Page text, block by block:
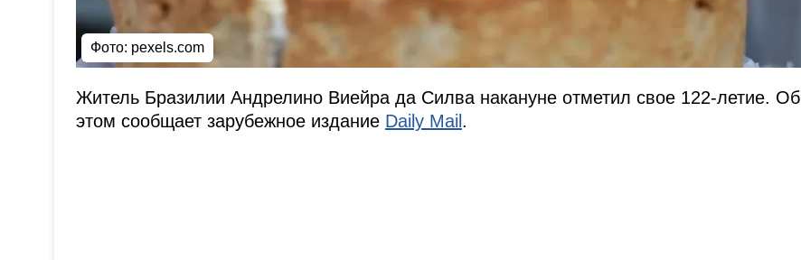
Фото: pexels.com
Житель Бразилии Андрелино Виейра да Силва накануне отметил свое 122-летие. Об
этом сообщает зарубежное издание Daily Mail .